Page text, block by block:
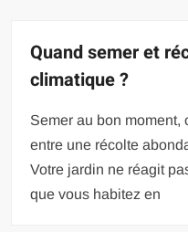
Quand semer et
climatique ?
Semer au bon moment,
entre une récolte
Votre jardin ne réagit
que vous habitez en